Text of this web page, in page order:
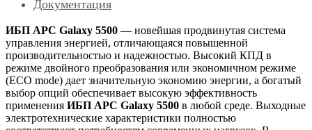
Документация
ИБП APC Galaxy 5500 — новейшая продвинутая система
управления энергией, отличающаяся повышенной
производительностью и надежностью. Высокий КПД в
режиме двойного преобразования или экономичном режиме
(ECO mode) дает значительную экономию энергии, а богатый
выбор опций обеспечивает высокую эффективность
применения ИБП APC Galaxy 5500 в любой среде. Выходные
электротехнические характеристики полностью